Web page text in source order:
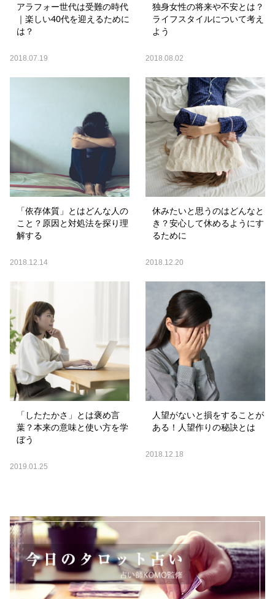
アラフォー世代は受難の時代
｜楽しい40代を迎えるために
は？
2018.07.19
独身女性の将来や不安とは？
ライフスタイルについて考え
よう
2018.08.02
「依存体質」とはどんな人の
こと？原因と対処法を探り理
解する
2018.12.14
休みたいと思うのはどんなと
き？安心して休めるようにす
るために
2018.12.20
「したたかさ」とは褒め言
葉？本来の意味と使い方を学
ぼう
2019.01.25
人望がないと損をすることが
ある！人望作りの秘訣とは
2018.12.18